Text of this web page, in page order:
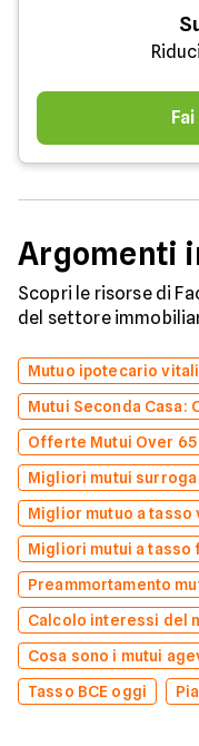
Fai
Argomenti
Scopri le risorse di
del settore
Mutuo ipotecario
Mutui Seconda Casa:
Offerte Mutui Over 65
Migliori mutui
Miglior mutuo a
Migliori mutui a tasso
Preammortamento
Calcolo interessi del
Cosa sono i mutui
Tasso BCE oggi